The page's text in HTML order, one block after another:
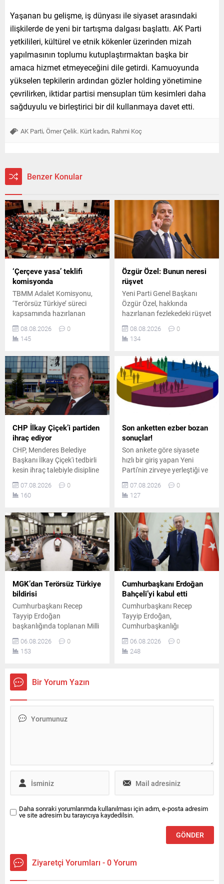
Yaşanan bu gelişme, iş dünyası ile siyaset arasındaki
ilişkilerde de yeni bir tartışma dalgası başlattı. AK Parti
yetkilileri, kültürel ve etnik kökenler üzerinden mizah
yapılmasının toplumu kutuplaştırmaktan başka bir
amaca hizmet etmeyeceğini dile getirdi. Kamuoyunda
yükselen tepkilerin ardından gözler holding yönetimine
çevrilirken, iktidar partisi mensupları tüm kesimleri daha
sağduyulu ve birleştirici bir dil kullanmaya davet etti.
AK Parti, Ömer Çelik. Kürt kadın, Rahmi Koç
Benzer Konular
‘Çerçeve yasa’ teklifi
komisyonda
TBMM Adalet Komisyonu,
‘Terörsüz Türkiye’ süreci
kapsamında hazırlanan
çerçeve yasa teklifini
görüşmek üzere toplandı.
Toplantıda iktidar ve
arasında usul ve içerik
tartışmaları yaşandı.
08.08.2026
0
145
Özgür Özel: Bunun neresi
rüşvet
Yeni Parti Genel Başkanı
Özgür Özel, hakkında
hazırlanan fezlekedeki rüşvet
iddiasına tepki göstererek,
kurultay masrafları için para
verilmiş olsa bile bunun
savundu.
08.08.2026
0
134
CHP İlkay Çiçek’i partiden
ihraç ediyor
CHP, Menderes Belediye
Başkanı İlkay Çiçek'i tedbirli
kesin ihraç talebiyle disipline
ilkeleri ve örgüt disiplini
kapsamında yapılan
alındığı açıklandı.
07.08.2026
0
160
Son anketten ezber bozan
sonuçlar!
Son ankete göre siyasete
hızlı bir giriş yapan Yeni
Parti'nin zirveye yerleştiği ve
aldığı ankette, CHP ve
MHP'nin yaşadığı tarihi oy
gerilemeleri dikkat çekti.
07.08.2026
0
127
MGK’dan Terörsüz Türkiye
bildirisi
Cumhurbaşkanı Recep
Tayyip Erdoğan
başkanlığında toplanan Milli
Güvenlik Kurulu'nun
ardından yayımlanan
bildiride, "Terörsüz Türkiye"
hedeflerine yönelik
çalışmaların kararlılıkla
06.08.2026
0
153
Cumhurbaşkanı Erdoğan
Bahçeli’yi kabul etti
Cumhurbaşkanı Recep
Tayyip Erdoğan,
Cumhurbaşkanlığı
Külliyesi'nde MHP Genel
Başkanı Devlet Bahçeli ile bir
araya geldi. Yaklaşık 45
06.08.2026
0
248
Bir Yorum Yazın
Daha sonraki yorumlarımda kullanılması için adım, e-posta adresim
ve site adresim bu tarayıcıya kaydedilsin.
Ziyaretçi Yorumları - 0 Yorum